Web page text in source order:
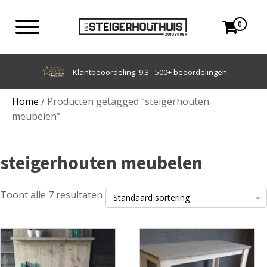
0
Achteraf betalen met Klarna
Home / Producten getagged “steigerhouten
meubelen”
steigerhouten meubelen
Toont alle 7 resultaten
Dit
product
heeft
product
heeft